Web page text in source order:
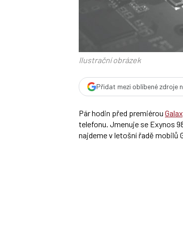
Ilustrační obrázek
Přidat mezi oblíbené zdroje
Pár hodin před premiérou
telefonu. Jmenuje se Exynos
najdeme v letošní řadě mobilů